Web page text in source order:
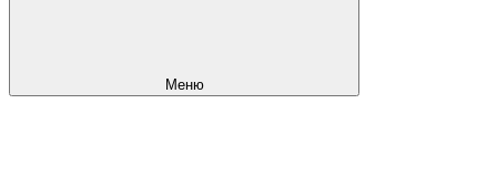
Меню